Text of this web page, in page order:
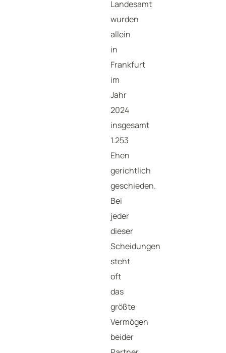
Landesamt
wurden
allein
in
Frankfurt
im
Jahr
2024
insgesamt
1.253
Ehen
gerichtlich
geschieden.
Bei
jeder
dieser
Scheidungen
steht
oft
das
größte
Vermögen
beider